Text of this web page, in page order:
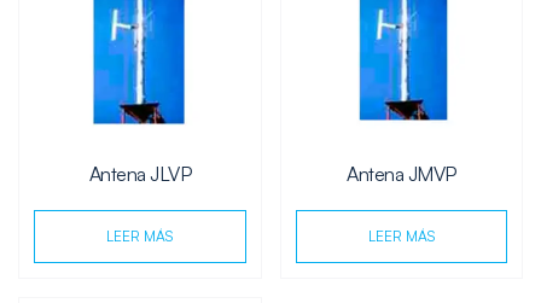
Antena JLVP
LEER MÁS
Antena JMVP
LEER MÁS